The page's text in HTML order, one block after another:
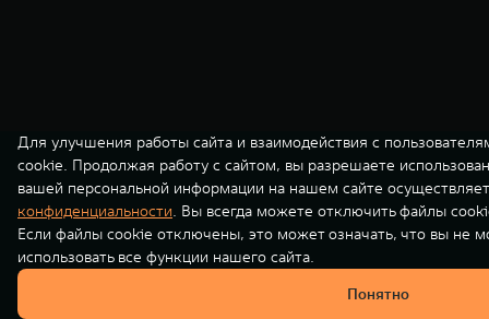
Для улучшения работы сайта и взаимодействия с
cookie. Продолжая работу с сайтом, вы разрешаете
вашей персональной информации на нашем сайте
конфиденциальности. Вы всегда можете отключить файлы
Если файлы cookie отключены, это может означать, что вы не
использовать все функции нашего сайта.
Понятно